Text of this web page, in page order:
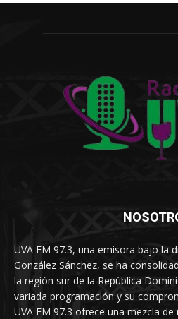
UVA FM 97.3, una emisora bajo la
González Sánchez, se ha
la región sur de la República
variada programación y su
UVA FM 97.3 ofrece una mezcla